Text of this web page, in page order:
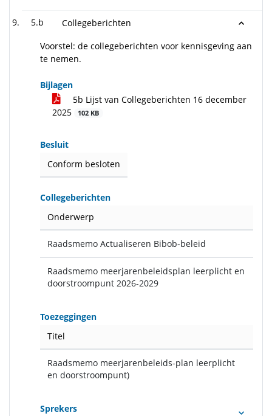
5.b
Collegeberichten
Voorstel: de collegeberichten voor kennisgeving aan
te nemen.
Bijlagen
5b Lijst van Collegeberichten 16 december
2025
102 KB
Besluit
Conform besloten
Collegeberichten
Onderwerp
Raadsmemo Actualiseren Bibob-beleid
Raadsmemo meerjarenbeleidsplan leerplicht en
doorstroompunt 2026-2029
Toezeggingen
Titel
Raadsmemo meerjarenbeleids-plan leerplicht
en doorstroompunt)
Sprekers